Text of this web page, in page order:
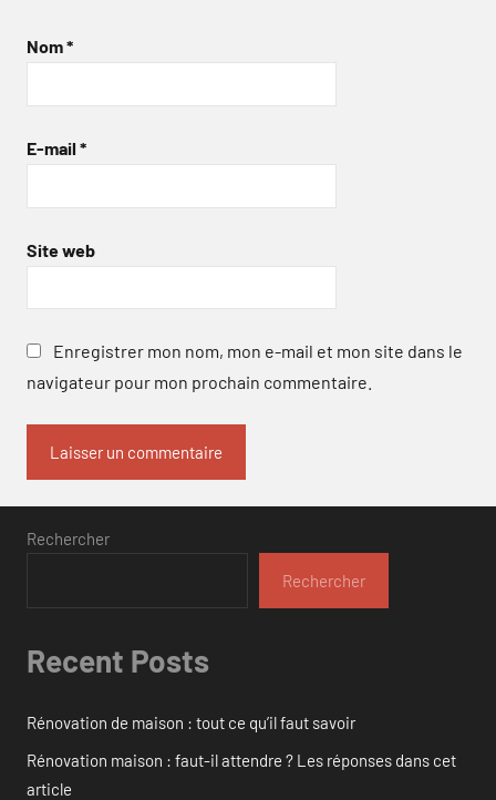
Nom*
E-mail *
Site web
Enregistrer mon nom, mon e-mail et mon site dans le
navigateur pour mon prochain commentaire.
Rechercher
Rechercher
Recent Posts
Rénovation de maison : tout ce qu’il faut savoir
Rénovation maison : faut-il attendre ? Les réponses dans cet
article